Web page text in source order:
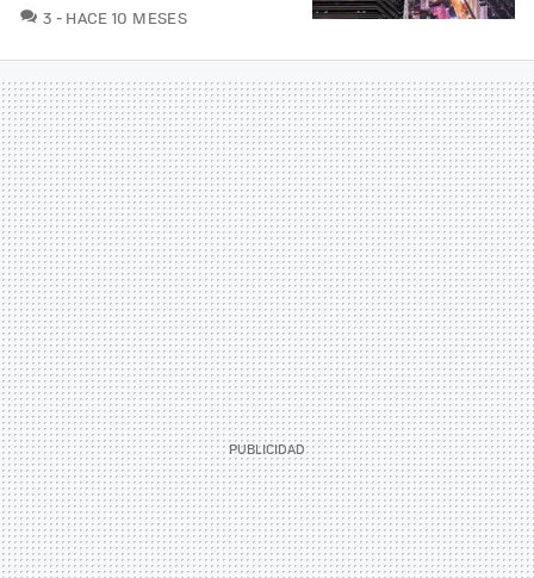
3 COMENTARIOS
HACE 10 MESES